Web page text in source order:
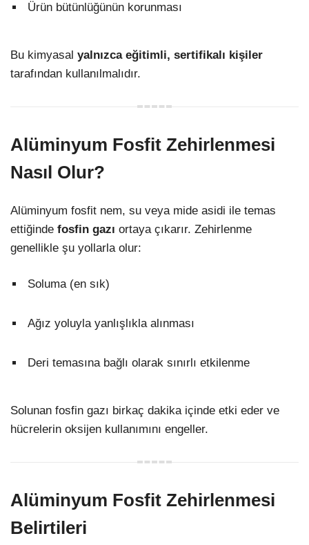
Ürün bütünlüğünün korunması
Bu kimyasal yalnızca eğitimli, sertifikalı kişiler
tarafından kullanılmalıdır.
Alüminyum Fosfit Zehirlenmesi
Nasıl Olur?
Alüminyum fosfit nem, su veya mide asidi ile temas
ettiğinde fosfin gazı ortaya çıkarır. Zehirlenme
genellikle şu yollarla olur:
Soluma (en sık)
Ağız yoluyla yanlışlıkla alınması
Deri temasına bağlı olarak sınırlı etkilenme
Solunan fosfin gazı birkaç dakika içinde etki eder ve
hücrelerin oksijen kullanımını engeller.
Alüminyum Fosfit Zehirlenmesi
Belirtileri